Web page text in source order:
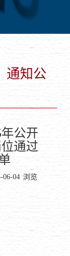
通知公
公开
通过
06-04 浏览